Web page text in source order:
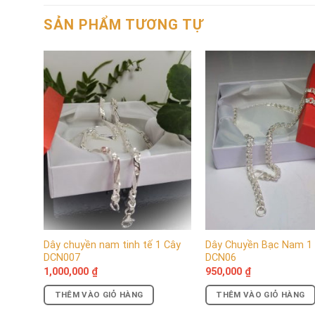
Đầu rồng tinh tế,
SẢN PHẨM TƯƠNG TỰ
Dây chuyền nam tinh tế 1 Cây
DCN007
1,000,000 ₫
THÊM VÀO GIỎ HÀNG
Dây Chuyền Bạc Nam 1
DCN06
950,000 ₫
THÊM VÀO GIỎ HÀNG